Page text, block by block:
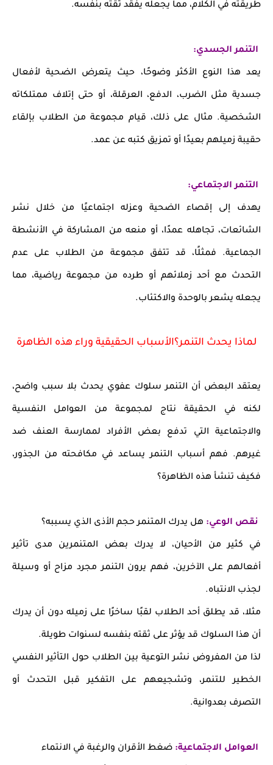
طريقته في الكلام، مما يجعله يفقد ثقته بنفسه.
التنمر الجسدي:
يعد هذا النوع الأكثر وضوحًا، حيث يتعرض الضحية لأفعال
جسدية مثل الضرب، الدفع، العرقلة، أو حتى إتلاف ممتلكاته
الشخصية. مثال على ذلك، قيام مجموعة من الطلاب بإلقاء
حقيبة زميلهم بعيدًا أو تمزيق كتبه عن عمد.
التنمر الاجتماعي:
يهدف إلى إقصاء الضحية وعزله اجتماعيًا من خلال نشر
الشائعات، تجاهله عمدًا، أو منعه من المشاركة في الأنشطة
الجماعية. فمثلًا، قد تتفق مجموعة من الطلاب على عدم
التحدث مع أحد زملائهم أو طرده من مجموعة رياضية، مما
يجعله يشعر بالوحدة والاكتئاب.
لماذا يحدث التنمر؟الأسباب الحقيقية وراء هذه الظاهرة
يعتقد البعض أن التنمر سلوك عفوي يحدث بلا سبب واضح،
لكنه في الحقيقة نتاج لمجموعة من العوامل النفسية
والاجتماعية التي تدفع بعض الأفراد لممارسة العنف ضد
غيرهم. فهم أسباب التنمر يساعد في مكافحته من الجذور،
فكيف تنشأ هذه الظاهرة؟
نقص الوعي: هل يدرك المتنمر حجم الأذى الذي يسببه؟
في كثير من الأحيان، لا يدرك بعض المتنمرين مدى تأثير
أفعالهم على الآخرين، فهم يرون التنمر مجرد مزاح أو وسيلة
لجذب الانتباه.
مثلا، قد يطلق أحد الطلاب لقبًا ساخرًا على زميله دون أن يدرك
أن هذا السلوك قد يؤثر على ثقته بنفسه لسنوات طويلة.
لذا من المفروض نشر التوعية بين الطلاب حول التأثير النفسي
الخطير للتنمر، وتشجيعهم على التفكير قبل التحدث أو
التصرف بعدوانية.
العوامل الاجتماعية: ضغط الأقران والرغبة في الانتماء